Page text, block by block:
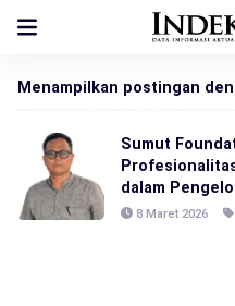
Menampilkan postingan
Sumut
dalam
8 Maret 2026